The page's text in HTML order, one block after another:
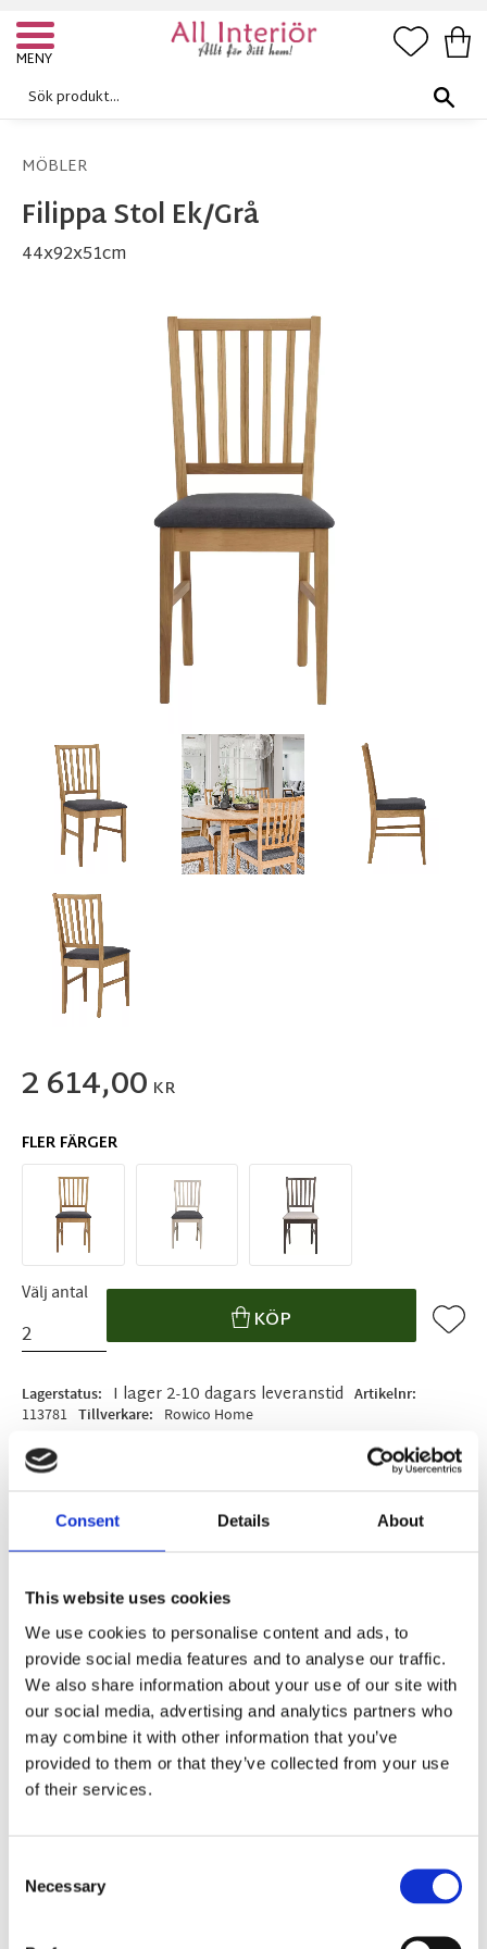
Consent Details About
This website uses cookies
We use cookies to personalise content and ads, to
provide social media features and to analyse our traffic.
We also share information about your use of our site with
our social media, advertising and analytics partners who
may combine it with other information that you’ve
provided to them or that they’ve collected from your use
of their services.
Selection
Necessary
Meny
MÖBLER
Filippa Stol Ek/Grå
44x92x51cm
2 614,00 KR
FLER FÄRGER
Välj antal
KÖP Lägg
Lagerstatus I lager 2-10 dagars leveranstid Artikelnr
113781 Tillverkare Rowico Home
BESKRIVNING
Trästol i tidlös och skandinavisk design.
Stolen är i oljad ek med dekorativ stoppad sits
med grått tyg.
Levereras monterad.
Säljs endast i 2-pack.